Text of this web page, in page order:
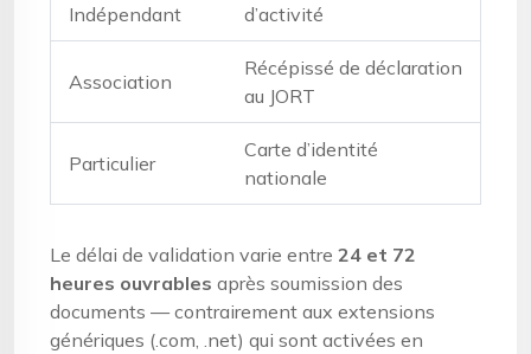
Indépendant
d’activité
Association
Récépissé de déclaration
au JORT
Particulier
Carte d’identité
nationale
Le délai de validation varie entre 24 et 72
heures ouvrables après soumission des
documents — contrairement aux extensions
génériques (.com, .net) qui sont activées en